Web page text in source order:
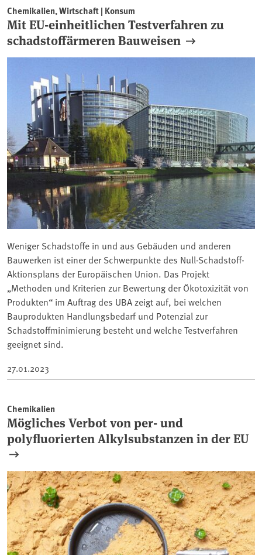
Chemikalien, Wirtschaft | Konsum
Mit EU-einheitlichen Testverfahren zu
schadstoffärmeren Bauweisen
Weniger Schadstoffe in und aus Gebäuden und anderen
Bauwerken ist einer der Schwerpunkte des Null-Schadstoff-
Aktionsplans der Europäischen Union. Das Projekt
„Methoden und Kriterien zur Bewertung der Ökotoxizität von
Produkten“ im Auftrag des UBA zeigt auf, bei welchen
Bauprodukten Handlungsbedarf und Potenzial zur
Schadstoffminimierung besteht und welche Testverfahren
geeignet sind.
27.01.2023
Chemikalien
Mögliches Verbot von per- und
polyfluorierten Alkylsubstanzen in der EU